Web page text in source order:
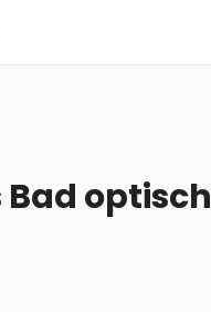
Bad optisch